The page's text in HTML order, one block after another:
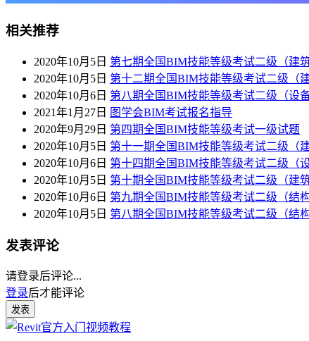
相关推荐
2020年10月5日 第七期全国BIM技能等级考试二级（建
2020年10月5日 第十二期全国BIM技能等级考试二级（
2020年10月6日 第八期全国BIM技能等级考试二级（设
2021年1月27日
图学会BIM考试报名指导
2020年9月29日 第四期全国BIM技能等级考试一级试题
2020年10月5日 第十一期全国BIM技能等级考试二级（
2020年10月6日 第十四期全国BIM技能等级考试二级（
2020年10月5日 第十期全国BIM技能等级考试二级（建
2020年10月6日 第九期全国BIM技能等级考试二级（结
2020年10月5日 第八期全国BIM技能等级考试二级（结
发表评论
请登录后评论...
登录后才能评论
发表